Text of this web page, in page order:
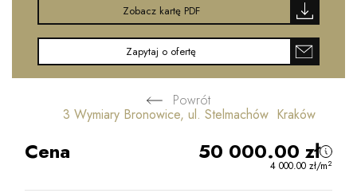
Zobacz kartę PDF
Zapytaj o ofertę
Powrót
3 Wymiary Bronowice, ul. Stelmachów Kraków
Cena 50 000.00 zł
4 000.00 zł/m2